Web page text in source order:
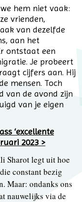
hem niet vaak:
vrienden,
van dezelfde
aan het
ontstaat een
Je probeert
cijfers aan. Hij
mensen. Toch
van de avond zijn
van je eigen
‘excellente
2023 >
Sharot legt uit hoe
constant bezig
Maar: ondanks ons
nauwelijks via de